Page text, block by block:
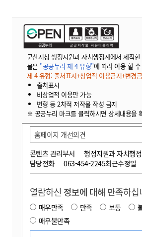
군산시청 행정지원과 자치행정계에서 제작한
물은 "공공누리 제 4 유형"에 따라 이용 할
제 4 유형: 출처표시+상업적 이용금지+변경
출처표시
비상업적 이용만 가능
변형 등 2차적 저작물 작성 금지
※ 공공누리 마크를 클릭하시면 상세내용을
콘텐츠 관리부서
행정지원과 자치행
담당전화
063-454-2245최근수정일
홈페이지 개선의견
열람하신 정보에 대해 만족하십
매우만족 만족 보통
매우불만족